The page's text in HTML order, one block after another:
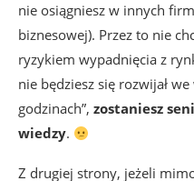
nie osiągniesz w innych
biznesowej). Przez to nie
ryzykiem wypadnięcia z
nie będziesz się rozwijał
godzinach”, zostaniesz
wiedzy.
Z drugiej strony, jeżeli